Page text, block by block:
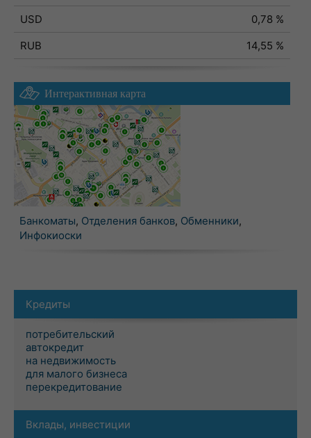
USD
0,78 %
RUB
14,55 %
Интерактивная карта
Банкоматы, Отделения банков, Обменники,
Инфокиоски
Кредиты
потребительский
автокредит
на недвижимость
для малого бизнеса
перекредитование
Вклады, инвестиции